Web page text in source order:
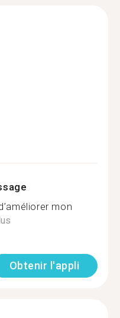
mon
Obtenir l'appli